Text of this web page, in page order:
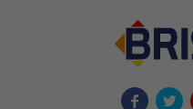
 